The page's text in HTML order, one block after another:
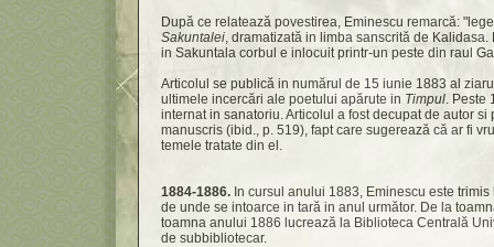
După ce relatează povestirea, Eminescu remarcă:
Sakuntalei, dramatizată in limba sanscrită de
in Sakuntala corbul e inlocuit printr-un peste din raul
Articolul se publică in numărul de 15 iunie 1883 al
ultimele incercări ale poetului apărute in Timpul. Peste
internat in sanatoriu. Articolul a fost decupat de autor si
manuscris (ibid., p. 519), fapt care sugerează că ar fi
temele tratate din el.
1884-1886. In cursul anului 1883, Eminescu este
de unde se intoarce in tară in anul următor. De la
toamna anului 1886 lucrează la Biblioteca Centrală
de subbibliotecar.